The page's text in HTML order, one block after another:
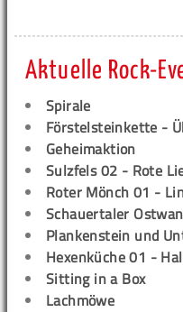
Aktuelle Rock-
Spirale
Förstelsteinkette -
Geheimaktion
Sulzfels 02 - Rote
Roter Mönch 01 -
Schauertaler
Plankenstein und
Hexenküche 01 -
Sitting in a Box
Lachmöwe